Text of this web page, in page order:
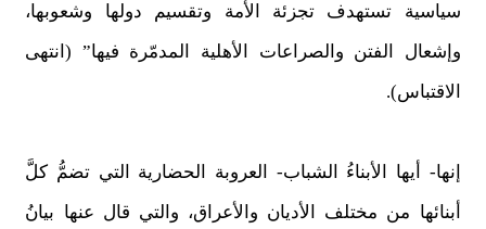
سياسية تستهدف تجزئة الأمة وتقسيم دولها وشعوبها،
وإشعال الفتن والصراعات الأهلية المدمّرة فيها” (انتهى
الاقتباس).
إنها- أيها الأبناءُ الشباب- العروبة الحضارية التي تضمُّ كلَّ
أبنائها من مختلف الأديان والأعراق، والتي قال عنها بيانُ